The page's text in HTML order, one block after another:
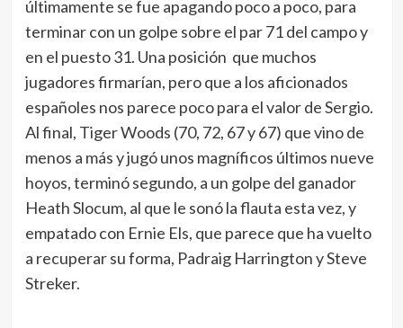
últimamente se fue apagando poco a poco, para
terminar con un golpe sobre el par 71 del campo y
en el puesto 31. Una posición que muchos
jugadores firmarían, pero que a los aficionados
españoles nos parece poco para el valor de Sergio.
Al final, Tiger Woods (70, 72, 67 y 67) que vino de
menos a más y jugó unos magníficos últimos nueve
hoyos, terminó segundo, a un golpe del ganador
Heath Slocum, al que le sonó la flauta esta vez, y
empatado con Ernie Els, que parece que ha vuelto
a recuperar su forma, Padraig Harrington y Steve
Streker.